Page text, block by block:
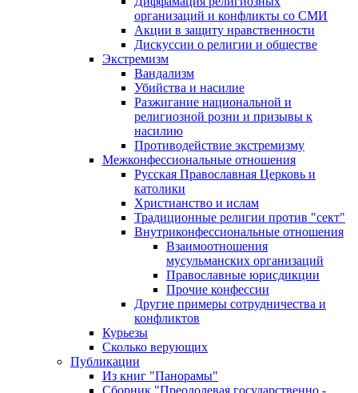
организаций и конфликты со СМИ
Акции в защиту нравственности
Дискуссии о религии и обществе
Экстремизм
Вандализм
Убийства и насилие
Разжигание национальной и
религиозной розни и призывы к
насилию
Противодействие экстремизму
Межконфессиональные отношения
Русская Православная Церковь и
католики
Христианство и ислам
Традиционные религии против "сект"
Внутриконфессиональные отношения
Взаимоотношения
мусульманских организаций
Православные юрисдикции
Прочие конфессии
Другие примеры сотрудничества и
конфликтов
Курьезы
Сколько верующих
Публикации
Из книг "Панорамы"